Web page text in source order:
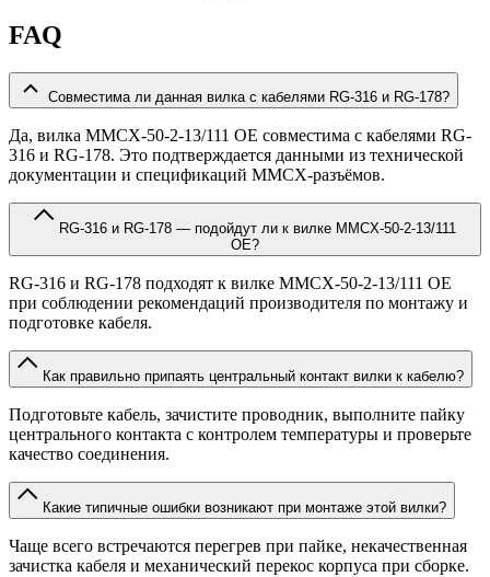
FAQ
Совместима ли данная вилка с кабелями RG-316 и RG-178?
Да, вилка MMCX-50-2-13/111 OE совместима с кабелями RG-
316 и RG-178. Это подтверждается данными из технической
документации и спецификаций MMCX-разъёмов.
OE?
RG-316 и RG-178 подходят к вилке MMCX-50-2-13/111 OE
при соблюдении рекомендаций производителя по монтажу и
подготовке кабеля.
Как правильно припаять центральный контакт вилки к кабелю?
Подготовьте кабель, зачистите проводник, выполните пайку
центрального контакта с контролем температуры и проверьте
качество соединения.
Какие типичные ошибки возникают при монтаже этой вилки?
Чаще всего встречаются перегрев при пайке, некачественная
зачистка кабеля и механический перекос корпуса при сборке.